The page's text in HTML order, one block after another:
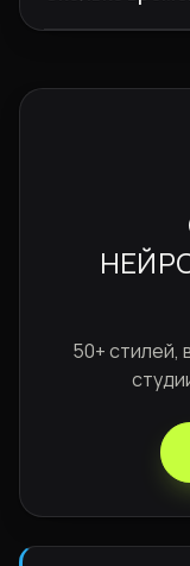
50+ стилей,